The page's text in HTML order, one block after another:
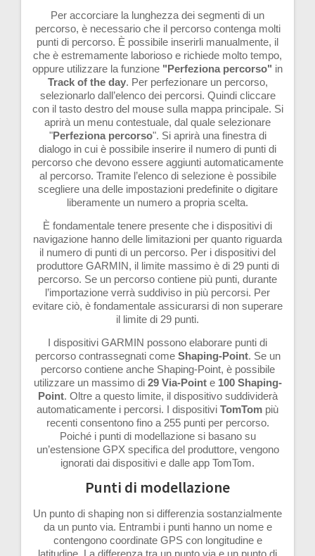
Per accorciare la lunghezza dei segmenti di un
percorso, è necessario che il percorso contenga molti
punti di percorso. È possibile inserirli manualmente, il
che è estremamente laborioso e richiede molto tempo,
oppure utilizzare la funzione "Perfeziona percorso" in
Track of the day. Per perfezionare un percorso,
selezionarlo dall’elenco dei percorsi. Quindi cliccare
con il tasto destro del mouse sulla mappa principale. Si
aprirà un menu contestuale, dal quale selezionare
"Perfeziona percorso". Si aprirà una finestra di
dialogo in cui è possibile inserire il numero di punti di
percorso che devono essere aggiunti automaticamente
al percorso. Tramite l’elenco di selezione è possibile
scegliere una delle impostazioni predefinite o digitare
liberamente un numero a propria scelta.
È fondamentale tenere presente che i dispositivi di
navigazione hanno delle limitazioni per quanto riguarda
il numero di punti di un percorso. Per i dispositivi del
produttore GARMIN, il limite massimo è di 29 punti di
percorso. Se un percorso contiene più punti, durante
l’importazione verrà suddiviso in più percorsi. Per
evitare ciò, è fondamentale assicurarsi di non superare
il limite di 29 punti.
I dispositivi GARMIN possono elaborare punti di
percorso contrassegnati come Shaping-Point. Se un
percorso contiene anche Shaping-Point, è possibile
utilizzare un massimo di 29 Via-Pointe 100 Shaping-
Point. Oltre a questo limite, il dispositivo suddividerà
automaticamente i percorsi. I dispositivi TomTom più
recenti consentono fino a 255 punti per percorso.
Poiché i punti di modellazione si basano su
un’estensione GPX specifica del produttore, vengono
ignorati dai dispositivi e dalle app TomTom.
Punti di modellazione
Un punto di shaping non si differenzia sostanzialmente
da un punto via. Entrambi i punti hanno un nome e
contengono coordinate GPS con longitudine e